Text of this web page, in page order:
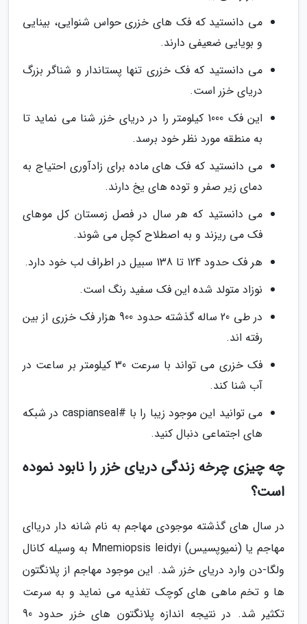
می دانستید که فک های خزری حواس شنوایی، بینایی
و بویایی ضعیفی دارند.
می دانستید که فک خزری تنها پستاندار و شناگر بزرگ
دریای خزر است.
این فک 1000 کیلومتر را در دریای خزر شنا می نماید تا
به منطقه مورد نظر خود برسد.
می دانستید که فک های ماده برای زادآوری احتیاج به
دمای زیر صفر و توده های یخ دارند.
می دانستید که هر سال در فصل زمستان کل موهای
فک می ریزند و به اصطلاح کچل می شوند.
هر فک حدود 124 تا 138 سبیل در اطراف لب خود دارد.
نوزاد متولد شده این فک سفید رنگ است.
در طی 20 ساله گذشته حدود 900 هزار فک خزری از بین
رفته اند.
فک خزری می تواند با سرعت 30 کیلومتر بر ساعت در
آب شنا کند.
می توانید این موجود زیبا را با #caspianseal در شبکه
های اجتماعی دنبال کنید.
چه چیزی چرخه زندگی دریای خزر را نابود نموده
است؟
در سال های گذشته موجودی مهاجم به نام شانه دار دریاای
مهاجم یا (نمیوپسیس) Mnemiopsis leidyi به وسیله کانال
ولگا-دن وارد دریای خزر شد. این موجود مهاجم از پلانگتون
ها و تخم ماهی های کوچک تغذیه می نماید و به سرعت
تکثیر شد. در نتیجه اندازه پلانگتون های خزر حدود 90